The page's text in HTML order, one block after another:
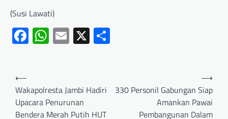
(Susi Lawati)
Facebook
WhatsApp
Email
X
⟵
Wakapolresta Jambi Hadiri
Upacara Penurunan
Bendera Merah Putih HUT
330 Personil Gabungan Siap
Amankan Pawai
Pembangunan Dalam
⟶